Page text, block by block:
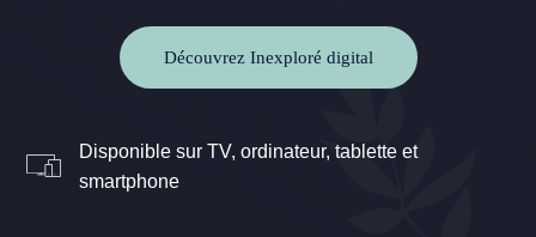
Découvrez Inexploré digital
Disponible sur TV, ordinateur, tablette et
smartphone